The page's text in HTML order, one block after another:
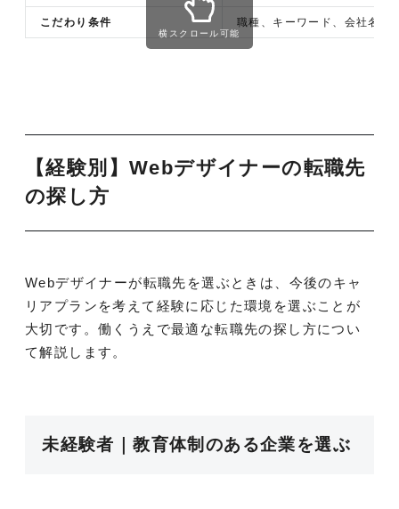
こだわり条件 職種、キーワード、会社名な
横スクロール可能
【経験別】Webデザイナーの転職先
の探し方
Webデザイナーが転職先を選ぶときは、今後のキャ
リアプランを考えて経験に応じた環境を選ぶことが
大切です。働くうえで最適な転職先の探し方につい
て解説します。
未経験者｜教育体制のある企業を選ぶ